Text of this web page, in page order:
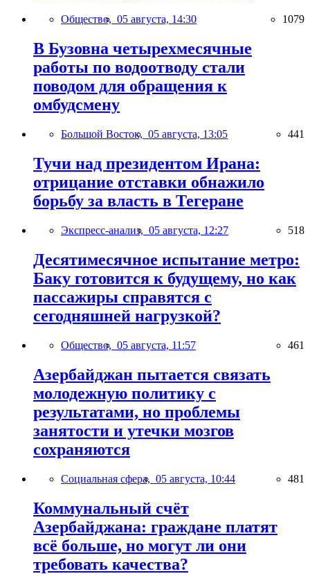
Общество, 05 августа, 14:30 1079
В Бузовна четырехмесячные
работы по водоотводу стали
поводом для обращения к
омбудсмену
Большой Восток, 05 августа, 13:05 441
Тучи над президентом Ирана:
отрицание отставки обнажило
борьбу за власть в Тегеране
Экспресс-анализ, 05 августа, 12:27 518
Десятимесячное испытание метро:
Баку готовится к будущему, но как
пассажиры справятся с
сегодняшней нагрузкой?
Общество, 05 августа, 11:57 461
Азербайджан пытается связать
молодежную политику с
результатами, но проблемы
занятости и утечки мозгов
сохраняются
Социальная сфера, 05 августа, 10:44 481
Коммунальный счёт
Азербайджана: граждане платят
всё больше, но могут ли они
требовать качества?